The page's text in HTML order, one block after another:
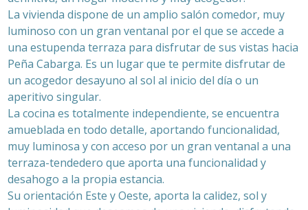
La vivienda dispone de un amplio salón comedor, muy
luminoso con un gran ventanal por el que se accede a
una estupenda terraza para disfrutar de sus vistas hacia
Peña Cabarga. Es un lugar que te permite disfrutar de
un acogedor desayuno al sol al inicio del día o un
aperitivo singular.
La cocina es totalmente independiente, se encuentra
amueblada en todo detalle, aportando funcionalidad,
muy luminosa y con acceso por un gran ventanal a una
terraza-tendedero que aporta una funcionalidad y
desahogo a la propia estancia.
Su orientación Este y Oeste, aporta la calidez, sol y